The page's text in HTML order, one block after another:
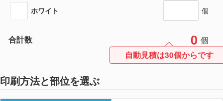
ホワイト 個
合計数 0 個
自動見積は30個からです
印刷方法と部位を選ぶ